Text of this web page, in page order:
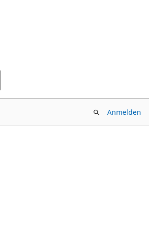
Anmelden